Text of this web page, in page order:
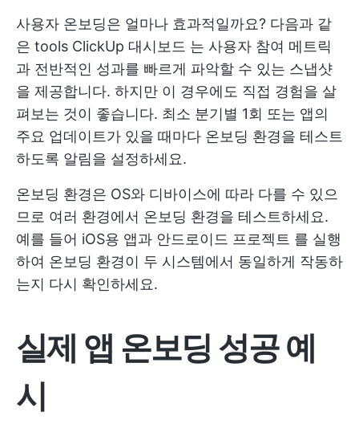
사용자 온보딩은 얼마나 효과적일까요? 다음과 같
은 tools ClickUp 대시보드 는 사용자 참여 메트릭
과 전반적인 성과를 빠르게 파악할 수 있는 스냅샷
을 제공합니다. 하지만 이 경우에도 직접 경험을 살
펴보는 것이 좋습니다. 최소 분기별 1회 또는 앱의
주요 업데이트가 있을 때마다 온보딩 환경을 테스트
하도록 알림을 설정하세요.
온보딩 환경은 OS와 디바이스에 따라 다를 수 있으
므로 여러 환경에서 온보딩 환경을 테스트하세요.
예를 들어 iOS용 앱과 안드로이드 프로젝트 를 실행
하여 온보딩 환경이 두 시스템에서 동일하게 작동하
는지 다시 확인하세요.
실제 앱 온보딩 성공 예
시